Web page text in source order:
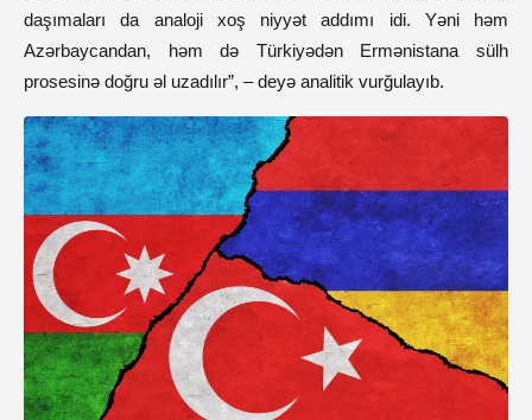
daşımaları da analoji xoş niyyət addımı idi. Yəni həm
Azərbaycandan, həm də Türkiyədən Ermənistana sülh
prosesinə doğru əl uzadılır”, – deyə analitik vurğulayıb.